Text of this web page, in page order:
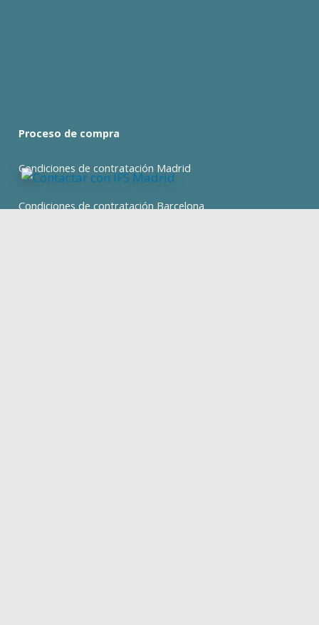
Proceso de compra
Condiciones de contratación Madrid
Condiciones de contratación Barcelona